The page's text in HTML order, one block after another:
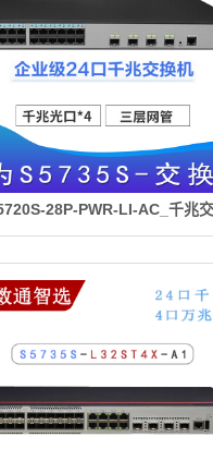
28P-PWR-LI-AC_千兆